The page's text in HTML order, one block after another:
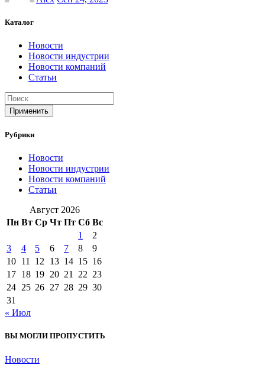
Каталог
Новости
Новости индустрии
Новости компаний
Статьи
Применить
Рубрики
Новости
Новости индустрии
Новости компаний
Статьи
Август 2026
Пн Вт Ср Чт Пт Сб Вс
1
2
3
4 5 6 7 8
9
10 11 12 13 14 15 16
17 18 19 20 21 22 23
24 25 26 27 28 29 30
31
« Июл
ВЫ МОГЛИ ПРОПУСТИТЬ
Новости